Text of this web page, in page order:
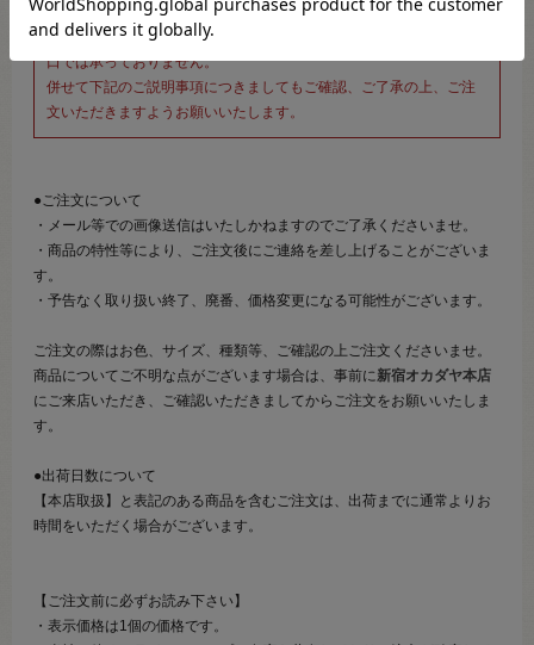
そのため、商品画像および詳細は記載しておりません。
また、詳細につきましてのご案内、ご相談もオンラインショップ窓
口では承っておりません。
併せて下記のご説明事項につきましてもご確認、ご了承の上、ご注
文いただきますようお願いいたします。
●ご注文について
・メール等での画像送信はいたしかねますのでご了承くださいませ。
・商品の特性等により、ご注文後にご連絡を差し上げることがございま
す。
・予告なく取り扱い終了、廃番、価格変更になる可能性がございます。
ご注文の際はお色、サイズ、種類等、ご確認の上ご注文くださいませ。
商品についてご不明な点がございます場合は、事前に新宿オカダヤ本店
にご来店いただき、ご確認いただきましてからご注文をお願いいたしま
す。
●出荷日数について
【本店取扱】と表記のある商品を含むご注文は、出荷までに通常よりお
時間をいただく場合がございます。
【ご注文前に必ずお読み下さい】
・表示価格は1個の価格です。